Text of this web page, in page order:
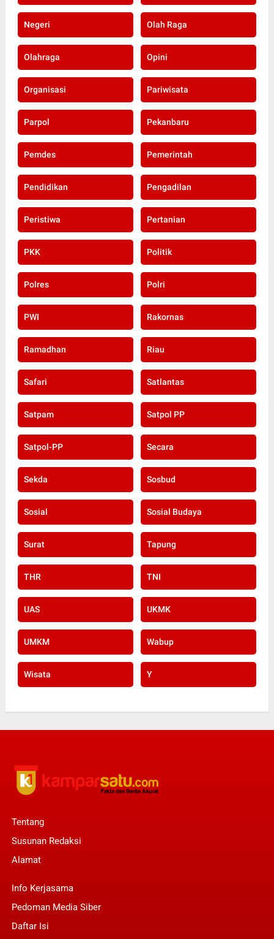
Negeri Olah Raga
Olahraga Opini
Organisasi Pariwisata
Parpol Pekanbaru
Pemdes Pemerintah
Pendidikan Pengadilan
Peristiwa Pertanian
PKK Politik
Polres Polri
PWI Rakornas
Ramadhan Riau
Safari Satlantas
Satpam Satpol PP
Satpol-PP Secara
Sekda Sosbud
Sosial Sosial Budaya
Surat Tapung
THR TNI
UAS UKMK
UMKM Wabup
Wisata Y
Tentang
Susunan Redaksi
Alamat
Info Kerjasama
Pedoman Media Siber
Daftar Isi